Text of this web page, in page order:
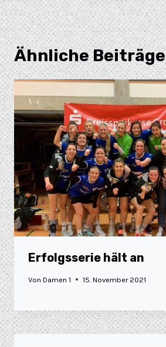
Ähnliche Beiträge
Erfolgsserie hält an
Von Damen 1 15. November 2021